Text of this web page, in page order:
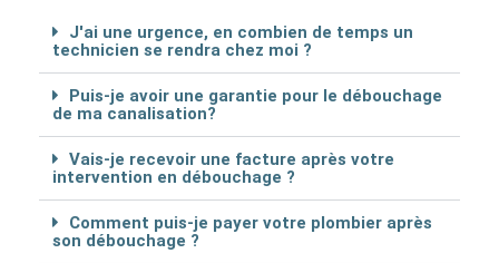
J'ai une urgence, en combien de temps un
technicien se rendra chez moi ?
Puis-je avoir une garantie pour le débouchage
de ma canalisation?
Vais-je recevoir une facture après votre
intervention en débouchage ?
Comment puis-je payer votre plombier après
son débouchage ?